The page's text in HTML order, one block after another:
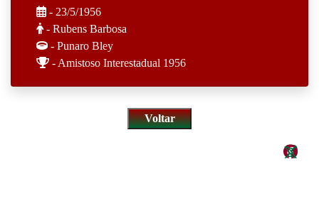
- 23/5/1956
- Rubens Barbosa
- Punaro Bley
- Amistoso Interestadual 1956